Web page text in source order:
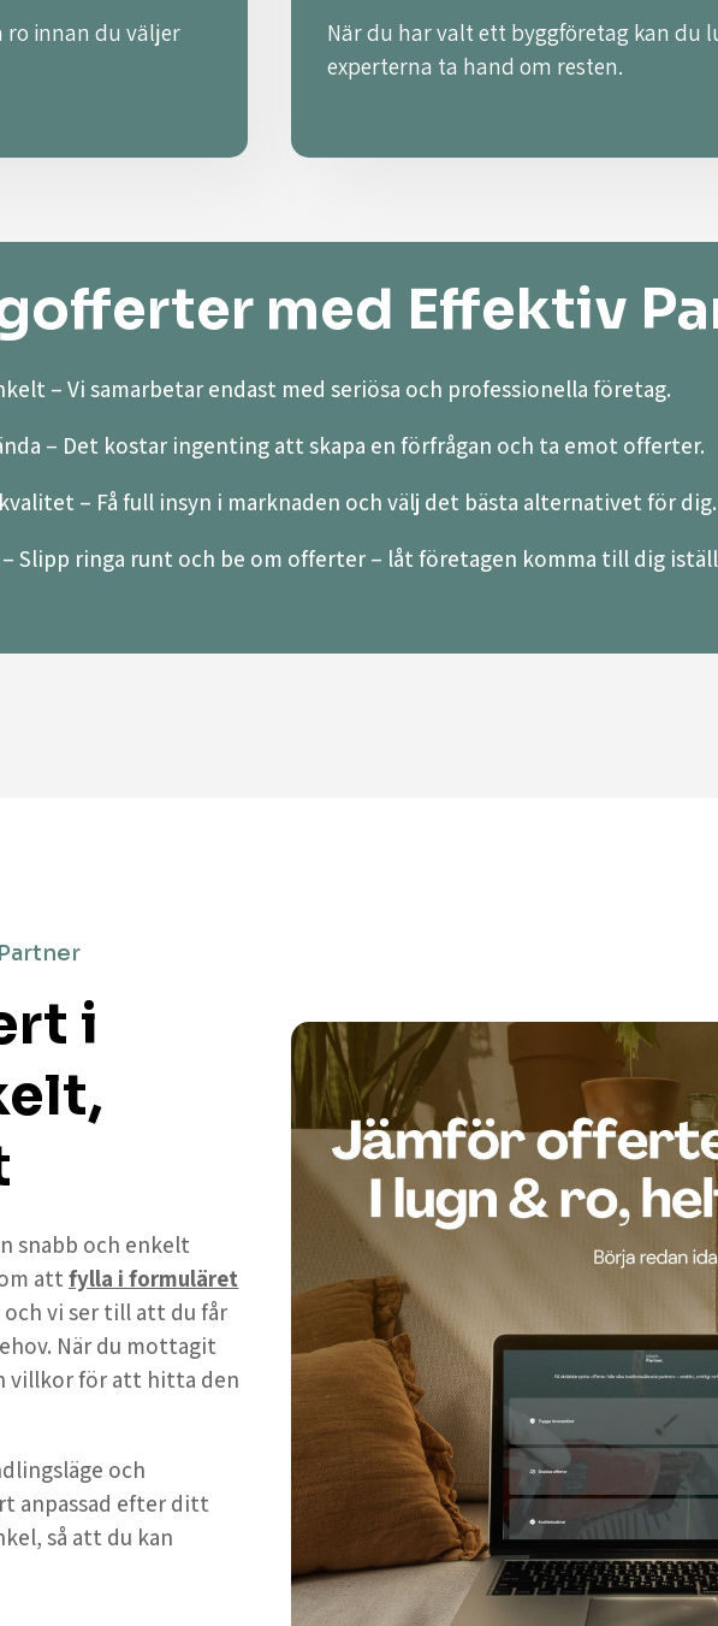
ro innan du väljer
När du har valt ett byggföretag kan du
experterna ta hand om resten.
med Effektiv
– Vi samarbetar endast med seriösa och professionella företag.
– Det kostar ingenting att skapa en förfrågan och ta emot offerter.
– Få full insyn i marknaden och välj det bästa alternativet för dig.
– Slipp ringa runt och be om offerter – låt företagen komma till dig
i
snabb och enkelt
attfylla i formuläret
vi ser till att du får
När du mottagit
villkor för att hitta den
och
anpassad efter ditt
så att du kan